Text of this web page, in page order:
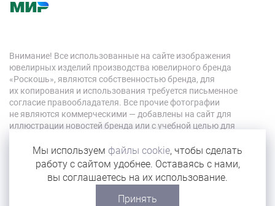
Внимание! Все использованные на сайте изображения
ювелирных изделий производства ювелирного бренда
«Роскошь», являются собственностью бренда, для
их копирования и использования требуется письменное
согласие правообладателя. Все прочие фотографии
не являются коммерческими — добавлены на сайт для
иллюстрации новостей бренда или с учебной целью для
© 2026 «Роскошь»
Мы используем файлы cookie, чтобы сделать
работу с сайтом удобнее. Оставаясь с нами,
вы соглашаетесь на их использование.
Принять